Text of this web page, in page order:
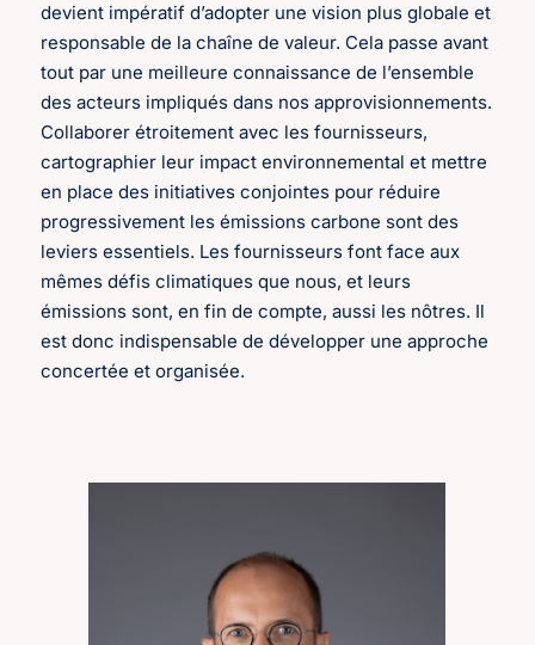
devient impératif d’adopter une vision plus globale et
responsable de la chaîne de valeur. Cela passe avant
tout par une meilleure connaissance de l’ensemble
des acteurs impliqués dans nos approvisionnements.
Collaborer étroitement avec les fournisseurs,
cartographier leur impact environnemental et mettre
en place des initiatives conjointes pour réduire
progressivement les émissions carbone sont des
leviers essentiels. Les fournisseurs font face aux
mêmes défis climatiques que nous, et leurs
émissions sont, en fin de compte, aussi les nôtres. Il
est donc indispensable de développer une approche
concertée et organisée.